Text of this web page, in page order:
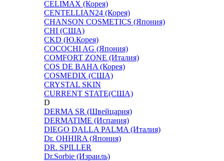
CELIMAX (Корея)
CENTELLIAN24 (Корея)
CHANSON COSMETICS (Япония)
CHI (США)
CKD (Ю.Корея)
COCOCHI AG (Япония)
COMFORT ZONE (Италия)
COS DE BAHA (Корея)
COSMEDIX (США)
CRYSTAL SKIN
CURRENT STATE(США)
D
DERMA SR (Швейцария)
DERMATIME (Испания)
DIEGO DALLA PALMA (Италия)
Dr. OHHIRA (Япония)
DR. SPILLER
Dr.Sorbie (Израиль)